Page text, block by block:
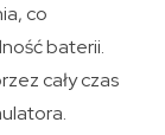
co
baterii.
cały czas